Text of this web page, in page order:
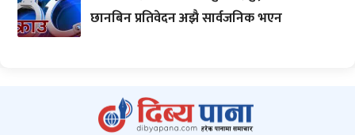
छानबिन प्रतिवेदन अझै सार्वजनिक भएन